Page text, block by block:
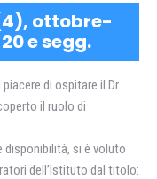
ottobre-
e segg.
di ospitare il Dr.
il ruolo di
disponibilità, si è voluto
dell’Istituto dal titolo: